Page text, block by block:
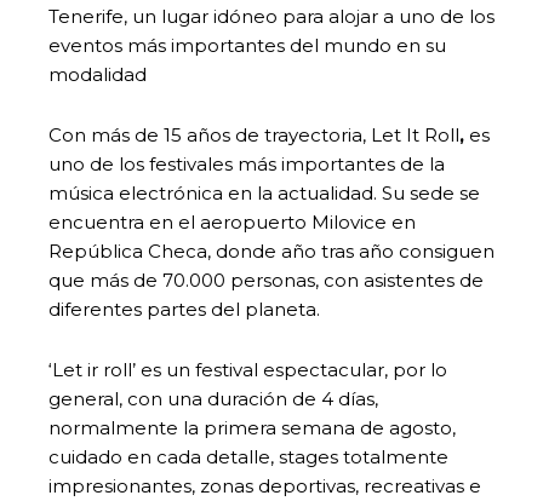
Tenerife, un lugar idóneo para alojar a uno de los
eventos más importantes del mundo en su
modalidad
Con más de 15 años de trayectoria, Let It Roll, es
uno de los festivales más importantes de la
música electrónica en la actualidad. Su sede se
encuentra en el aeropuerto Milovice en
República Checa, donde año tras año consiguen
que más de 70.000 personas, con asistentes de
diferentes partes del planeta.
‘Let ir roll’ es un festival espectacular, por lo
general, con una duración de 4 días,
normalmente la primera semana de agosto,
cuidado en cada detalle, stages totalmente
impresionantes, zonas deportivas, recreativas e